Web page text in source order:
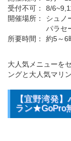
受付不可：
8/
開催場所：
シュノ
パラセ
所要時間：
大人気メニューを
ングと大人気マリ
【宜野湾発
ラン★GoPro